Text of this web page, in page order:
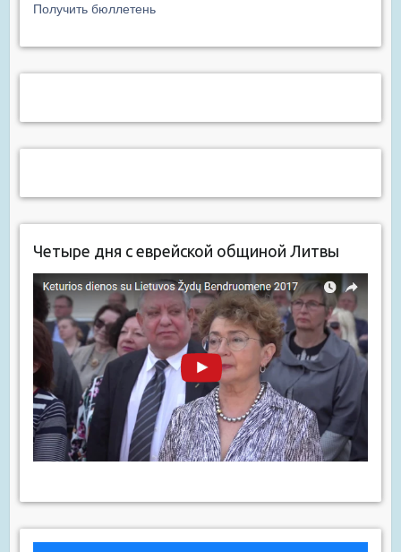
Получить бюллетень
Четыре дня с еврейской общиной Литвы